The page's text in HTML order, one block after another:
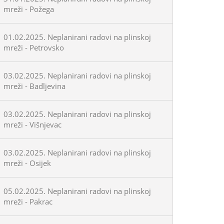
mreži - Požega
01.02.2025. Neplanirani radovi na plinskoj
mreži - Petrovsko
03.02.2025. Neplanirani radovi na plinskoj
mreži - Badljevina
03.02.2025. Neplanirani radovi na plinskoj
mreži - Višnjevac
03.02.2025. Neplanirani radovi na plinskoj
mreži - Osijek
05.02.2025. Neplanirani radovi na plinskoj
mreži - Pakrac